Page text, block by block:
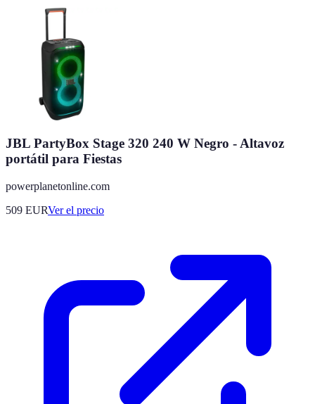
JBL PartyBox Stage 320 240 W Negro - Altavoz
portátil para Fiestas
powerplanetonline.com
509 EURVer el precio